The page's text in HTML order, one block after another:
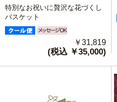
特別なお祝いに贅沢な花づくし
バスケット
￥31,819
(税込 ￥35,000)